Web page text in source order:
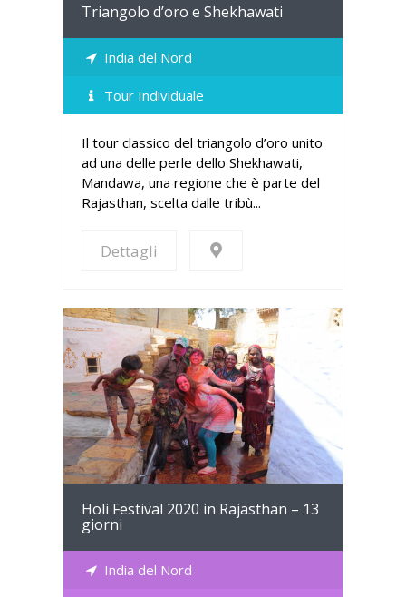
Triangolo d’oro e Shekhawati
India del Nord
Tour Individuale
Il tour classico del triangolo d’oro unito
ad una delle perle dello Shekhawati,
Mandawa, una regione che è parte del
Rajasthan, scelta dalle tribù...
Dettagli
Dettagli
Holi Festival 2020 in Rajasthan – 13
giorni
India del Nord